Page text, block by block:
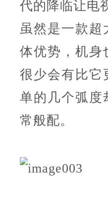
代的降临让电
虽然是一款超
体优势，机身
很少会有比它
单的几个弧度
常般配。